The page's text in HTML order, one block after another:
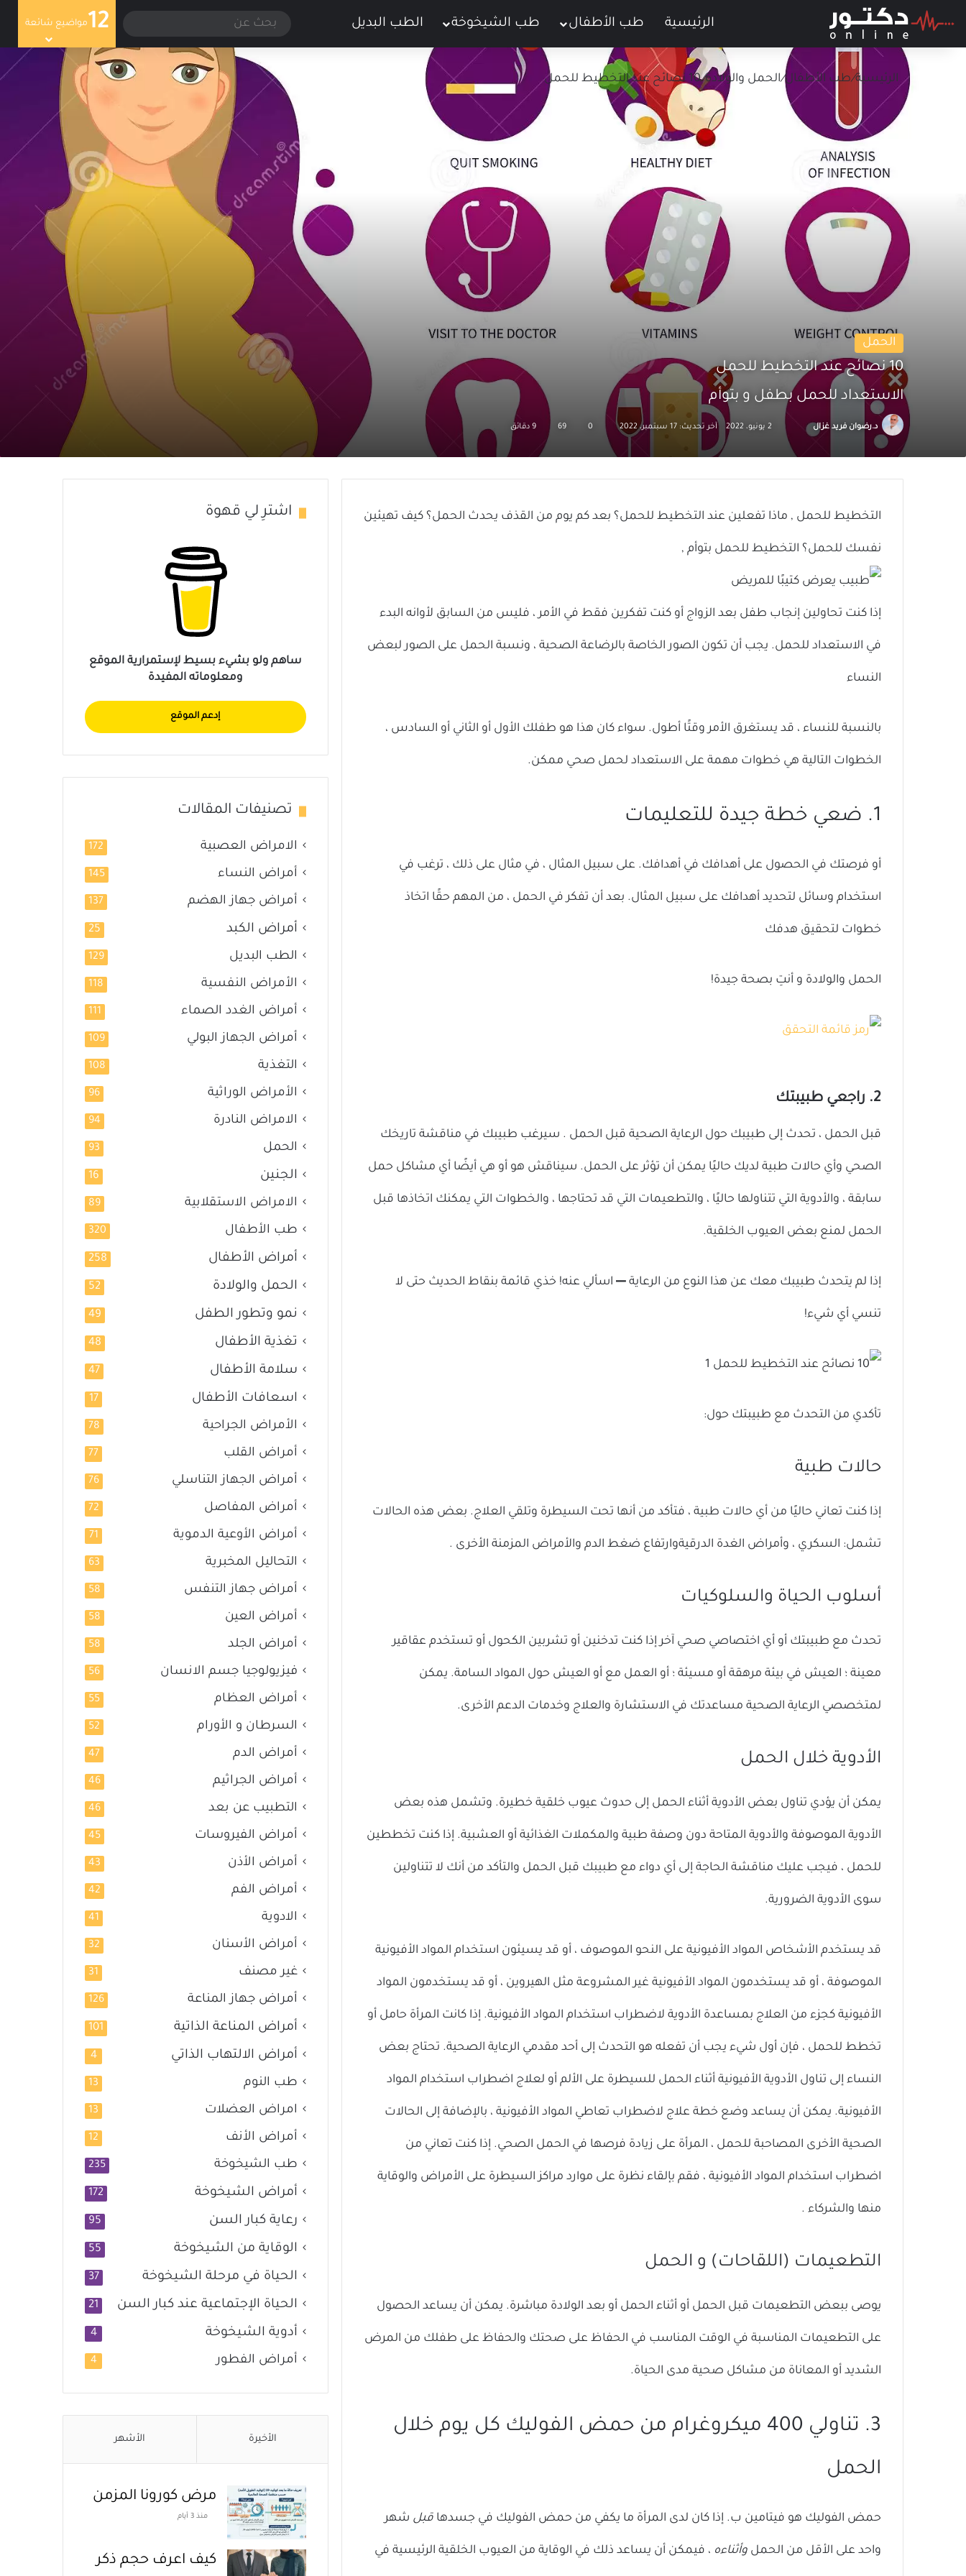
الرئيسية طب الأطفال طب الشيخوخة الطب البديل تسجيل الدخول
الوضع المظلم
عن
12 مواضيع شائعة
الرئيسية/طب الأطفال/الحمل والولادة/10 نصائح عند التخطيط للحمل
الحمل
10 نصائح عند التخطيط للحمل
الاستعداد للحمل بطفل و بتوأم
د.رضوان فريد غزال
على
أرسل
بريدا
2 يونيو، 2022 آخر تحديث: 17 سبتمبر، 2022 0
69
التخطيط للحمل , ماذا تفعلين عند التخطيط للحمل؟ بعد كم يوم من القذف يحدث الحمل؟ كيف تهيئين
نفسك للحمل؟ التخطيط للحمل بتوأم ,
إذا كنت تحاولين إنجاب طفل بعد الزواج أو كنت تفكرين فقط في الأمر ، فليس من السابق لأوانه البدء
في الاستعداد للحمل. يجب أن تكون الصور الخاصة بالرضاعة الصحية ، ونسبة الحمل على الصور لبعض
النساء
بالنسبة للنساء ، قد يستغرق الأمر وقتًا أطول. سواء كان هذا هو طفلك الأول أو الثاني أو السادس ،
الخطوات التالية هي خطوات مهمة على الاستعداد لحمل صحي ممكن.
1. ضعي خطة جيدة للتعليمات
أو فرصتك في الحصول على أهدافك في أهدافك. على سبيل المثال ، في مثال على ذلك ، ترغب في
استخدام وسائل لتحديد أهدافك على سبيل المثال. بعد أن تفكر في الحمل ، من المهم حقًا اتخاذ
خطوات لتحقيق هدفك
الحمل والولادة و أنتِ بصحة جيدة!
2. راجعي طبيبتك
قبل الحمل ، تحدث إلى طبيبك حول الرعاية الصحية قبل الحمل . سيرغب طبيبك في مناقشة تاريخك
الصحي وأي حالات طبية لديك حاليًا يمكن أن تؤثر على الحمل. سيناقش هو أو هي أيضًا أي مشاكل حمل
سابقة ، والأدوية التي تتناولها حاليًا ، والتطعيمات التي قد تحتاجها ، والخطوات التي يمكنك اتخاذها قبل
الحمل لمنع بعض العيوب الخلقية.
إذا لم يتحدث طبيبك معك عن هذا النوع من الرعاية ― اسألي عنه! خذي قائمة بنقاط الحديث حتى لا
تنسي أي شيء!
تأكدي من التحدث مع طبيبتك حول:
حالات طبية
إذا كنت تعاني حاليًا من أي حالات طبية ، فتأكد من أنها تحت السيطرة وتلقي العلاج. بعض هذه الحالات
تشمل: السكري ، وأمراض الغدة الدرقيةوارتفاع ضغط الدم والأمراض المزمنة الأخرى .
أسلوب الحياة والسلوكيات
تحدث مع طبيبتك أو أي اختصاصي صحي آخر إذا كنت تدخنين أو تشربين الكحول أو تستخدم عقاقير
معينة ؛ العيش في بيئة مرهقة أو مسيئة ؛ أو العمل مع أو العيش حول المواد السامة. يمكن
لمتخصصي الرعاية الصحية مساعدتك في الاستشارة والعلاج وخدمات الدعم الأخرى.
الأدوية خلال الحمل
يمكن أن يؤدي تناول بعض الأدوية أثناء الحمل إلى حدوث عيوب خلقية خطيرة. وتشمل هذه بعض
الأدوية الموصوفة والأدوية المتاحة دون وصفة طبية والمكملات الغذائية أو العشبية. إذا كنت تخططين
للحمل ، فيجب عليك مناقشة الحاجة إلى أي دواء مع طبيبك قبل الحمل والتأكد من أنك لا تتناولين
سوى الأدوية الضرورية.
قد يستخدم الأشخاص المواد الأفيونية على النحو الموصوف ، أو قد يسيئون استخدام المواد الأفيونية
الموصوفة ، أو قد يستخدمون المواد الأفيونية غير المشروعة مثل الهيروين ، أو قد يستخدمون المواد
الأفيونية كجزء من العلاج بمساعدة الأدوية لاضطراب استخدام المواد الأفيونية. إذا كانت المرأة حامل أو
تخطط للحمل ، فإن أول شيء يجب أن تفعله هو التحدث إلى أحد مقدمي الرعاية الصحية. تحتاج بعض
النساء إلى تناول الأدوية الأفيونية أثناء الحمل للسيطرة على الألم أو لعلاج اضطراب استخدام المواد
الأفيونية. يمكن أن يساعد وضع خطة علاج لاضطراب تعاطي المواد الأفيونية ، بالإضافة إلى الحالات
الصحية الأخرى المصاحبة للحمل ، المرأة على زيادة فرصها في الحمل الصحي. إذا كنت تعاني من
اضطراب استخدام المواد الأفيونية ، فقم بإلقاء نظرة على موارد مراكز السيطرة على الأمراض والوقاية
منها والشركاء .
التطعيمات (اللقاحات) و الحمل
يوصى ببعض التطعيمات قبل الحمل أو أثناء الحمل أو بعد الولادة مباشرة. يمكن أن يساعد الحصول
على التطعيمات المناسبة في الوقت المناسب في الحفاظ على صحتك والحفاظ على طفلك من المرض
الشديد أو المعاناة من مشاكل صحية مدى الحياة.
3. تناولي 400 ميكروغرام من حمض الفوليك كل يوم خلال
الحمل
حمض الفوليك هو فيتامين ب. إذا كان لدى المرأة ما يكفي من حمض الفوليك في جسدها قبل شهر
واحد على الأقل من الحمل وأثناءه ، فيمكن أن يساعد ذلك في الوقاية من العيوب الخلقية الرئيسية في
اشترِ لي قهوة
ساهم ولو بشيء بسيط لإستمرارية الموقع
ومعلوماته المفيدة
إدعم الموقع
تصنيفات المقالات
الامراض العصبية 172
أمراض النساء 145
أمراض جهاز الهضم 137
أمراض الكبد 25
الطب البديل 129
الأمراض النفسية 118
أمراض الغدد الصماء 111
أمراض الجهاز البولي 109
التغذية 108
الأمراض الوراثية 96
الامراض النادرة 94
الحمل 93
الجنين 16
الامراض الاستقلابية 89
طب الأطفال 320
أمراض الأطفال 258
الحمل والولادة 52
نمو وتطور الطفل 49
تغذية الأطفال 48
سلامة الأطفال 47
اسعافات الأطفال 17
الأمراض الجراحية 78
أمراض القلب 77
أمراض الجهاز التناسلي 76
أمراض المفاصل 72
أمراض الأوعية الدموية 71
التحاليل المخبرية 63
أمراض جهاز التنفس 58
أمراض العين 58
أمراض الجلد 58
فيزيولوجيا جسم الانسان 56
أمراض العظام 55
السرطان و الأورام 52
أمراض الدم 47
أمراض الجراثيم 46
التطبيب عن بعد 46
أمراض الفيروسات 45
أمراض الأذن 43
أمراض الفم 42
الادوية 41
أمراض الأسنان 32
غير مصنف 31
أمراض جهاز المناعة 126
أمراض المناعة الذاتية 101
أمراض الالتهاب الذاتي 4
طب النوم 13
امراض العضلات 13
أمراض الأنف 12
طب الشيخوخة 235
أمراض الشيخوخة 172
رعاية كبار السن 95
الوقاية من الشيخوخة 55
الحياة في مرحلة الشيخوخة 37
الحياة الإجتماعية عند كبار السن 21
أدوية الشيخوخة 4
أمراض الفطور 4
الأخيرة الأشهر
مرض كورونا المزمن
منذ 3 أيام
كيف اعرف حجم ذكر